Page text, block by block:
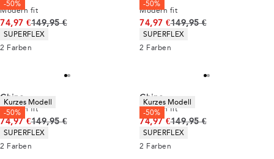
-50%
Modern fit
74,97 €Ursprünglicher Preis
149,95 €
Produkteigenschaften
SUPERFLEX
2 Farben
-50%
Modern fit
74,97 €Ursprünglicher Preis
149,95 €
Produkteigenschaften
SUPERFLEX
2 Farben
Kurzes Modell
-50%
Chino
Modern fit
74,97 €Ursprünglicher Preis
149,95 €
Produkteigenschaften
SUPERFLEX
2 Farben
Kurzes Modell
-50%
Chino
Modern fit
74,97 €Ursprünglicher Preis
149,95 €
Produkteigenschaften
SUPERFLEX
2 Farben